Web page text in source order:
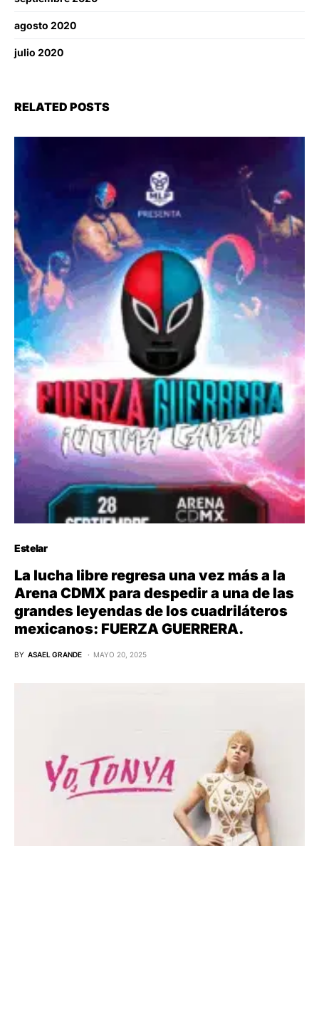
agosto 2020
julio 2020
RELATED POSTS
Estelar
La lucha libre regresa una vez más a la
Arena CDMX para despedir a una de las
grandes leyendas de los cuadriláteros
mexicanos: FUERZA GUERRERA.
BY ASAEL GRANDE MAYO 20, 2025